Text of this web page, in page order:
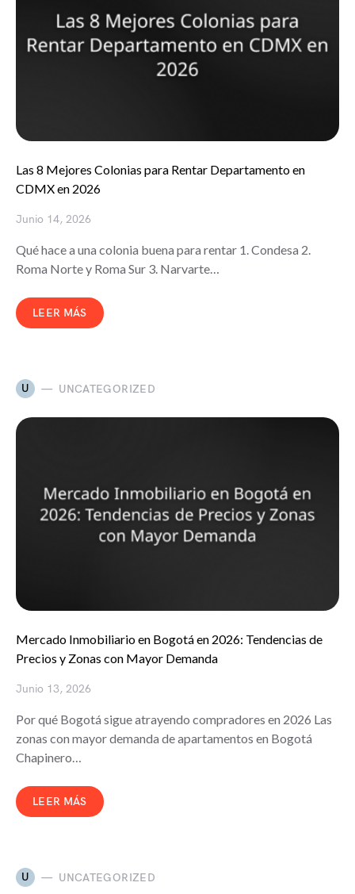
Las 8 Mejores Colonias para Rentar Departamento en
CDMX en 2026
Junio 14, 2026
Qué hace a una colonia buena para rentar 1. Condesa 2.
Roma Norte y Roma Sur 3. Narvarte…
LEER MÁS
U UNCATEGORIZED
Mercado Inmobiliario en Bogotá en 2026: Tendencias de
Precios y Zonas con Mayor Demanda
Junio 13, 2026
Por qué Bogotá sigue atrayendo compradores en 2026 Las
zonas con mayor demanda de apartamentos en Bogotá
Chapinero…
LEER MÁS
U UNCATEGORIZED